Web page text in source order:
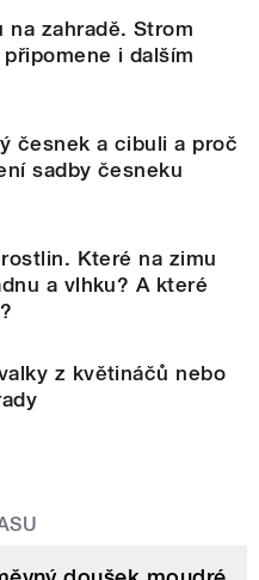
zahradě. Strom
i dalším
česnek a cibuli a proč
sadby česneku
Které na zimu
a vlhku? A které
z květináčů nebo